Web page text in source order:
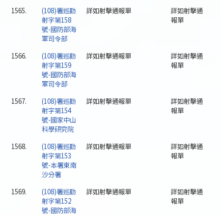
1565.
(108)署巡勤
射字第158
號-國防部海
軍司令部
詳如射擊通報單
詳如射擊通
報單
1566.
(108)署巡勤
射字第159
號-國防部海
軍司令部
詳如射擊通報單
詳如射擊通
報單
1567.
(108)署巡勤
射字第154
號-國家中山
科學研究院
詳如射擊通報單
詳如射擊通
報單
1568.
(108)署巡勤
射字第153
號-本署東南
沙分署
詳如射擊通報單
詳如射擊通
報單
1569.
(108)署巡勤
射字第152
號-國防部海
詳如射擊通報單
詳如射擊通
報單